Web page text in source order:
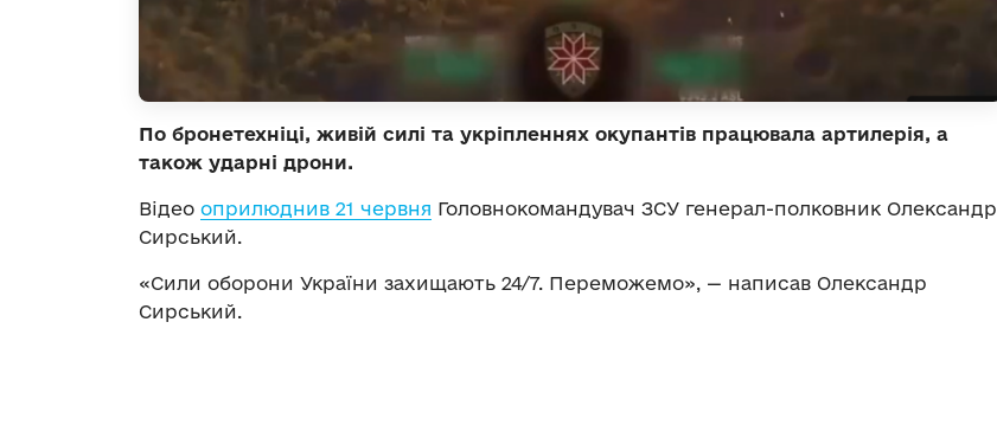
По бронетехніці, живій силі та укріпленнях окупантів працювала артилерія, а
також ударні дрони.
Відео оприлюднив 21 червня Головнокомандувач ЗСУ генерал-полковник Олександр
Сирський.
«Сили оборони України захищають 24/7. Переможемо», — написав Олександр
Сирський.